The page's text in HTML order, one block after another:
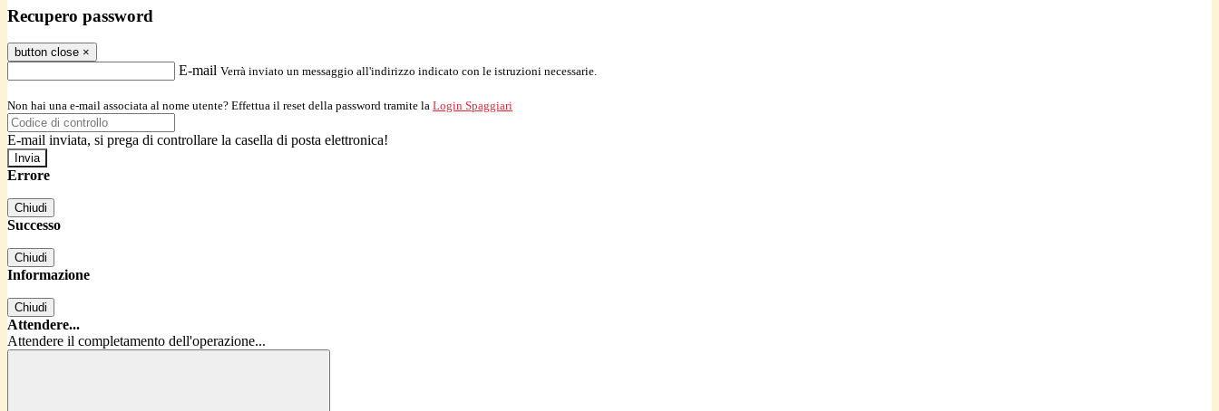
Recupero password
button close ×
E-mail Verrà inviato un messaggio all'indirizzo indicato con le istruzioni necessarie.
Non hai una e-mail associata al nome utente? Effettua il reset della password tramite la Login Spaggiari
E-mail inviata, si prega di controllare la casella di posta elettronica!
Errore
Chiudi
Successo
Chiudi
Informazione
Chiudi
Attendere...
Attendere il completamento dell'operazione...